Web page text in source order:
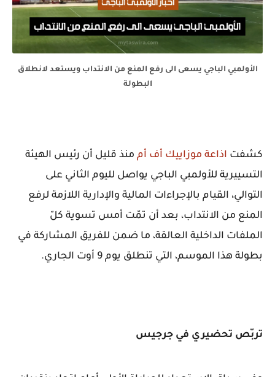
الأولمبي الباجي يسعى الى رفع المنع من الانتداب ويستعد لانطلاق
البطولة
كشفت اذاعة موزاييك أف أم منذ قليل أن رئيس الهيئة
التسييرية للأولمبي الباجي يواصل لليوم الثاني على
التوالي، القيام بالإجراءات المالية والإدارية اللازمة لرفع
المنع من الانتداب، بعد أن تمّت أمس تسوية كلّ
الملفات الداخلية العالقة، ما ضمن للفريق المشاركة في
بطولة هذا الموسم، التي تنطلق يوم 9 أوت الجاري
.
تربّص تحضيري في جرجيس